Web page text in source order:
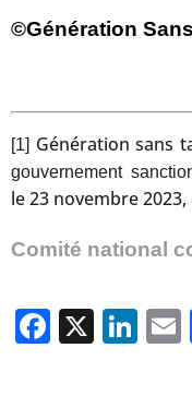
©Génération
[1] Génération sans
gouvernement
le 23 novembre
Comité national
X